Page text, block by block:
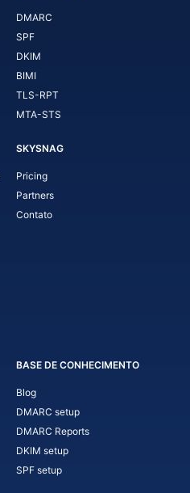
DMARC
SPF
DKIM
BIMI
TLS-RPT
MTA-STS
SKYSNAG
Pricing
Partners
Contato
BASE DE CONHECIMENTO
Blog
DMARC setup
DMARC Reports
DKIM setup
SPF setup